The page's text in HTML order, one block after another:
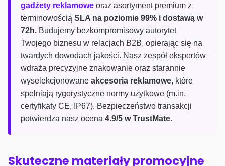
gadżety reklamowe oraz asortyment premium z
terminowością SLA na poziomie 99% i dostawą w
72h. Budujemy bezkompromisowy autorytet
Twojego biznesu w relacjach B2B, opierając się na
twardych dowodach jakości. Nasz zespół ekspertów
wdraża precyzyjne znakowanie oraz starannie
wyselekcjonowane akcesoria reklamowe, które
spełniają rygorystyczne normy użytkowe (m.in.
certyfikaty CE, IP67). Bezpieczeństwo transakcji
potwierdza nasz ocena 4.9/5 w TrustMate.
Skuteczne materiały promocyjne